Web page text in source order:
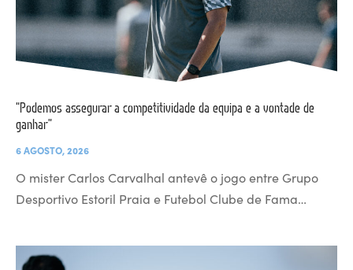
“Podemos assegurar a competitividade da equipa e a vontade de
ganhar”
6 AGOSTO, 2026
O mister Carlos Carvalhal antevê o jogo entre Grupo
Desportivo Estoril Praia e Futebol Clube de Fama…